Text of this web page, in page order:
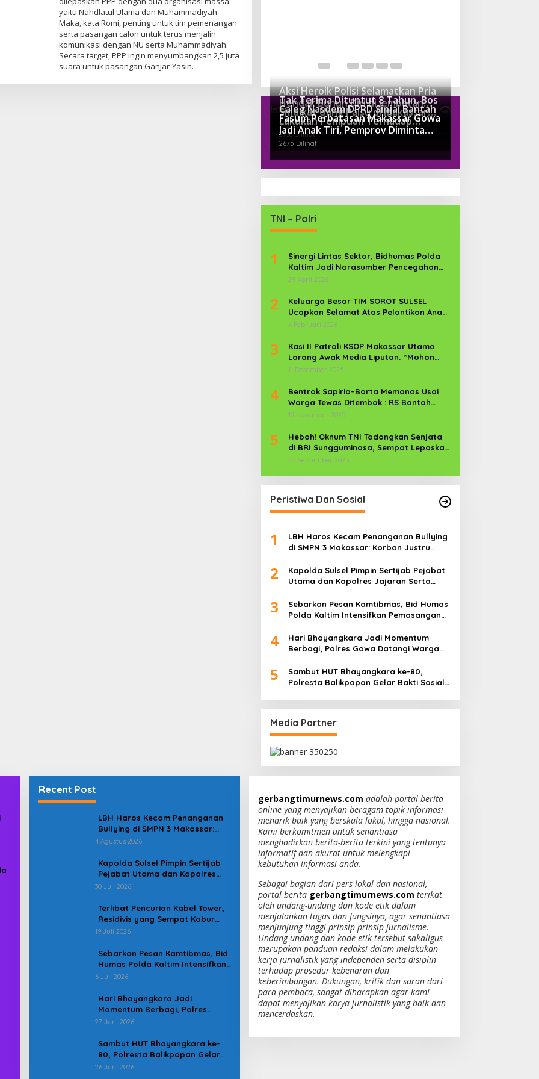
yaitu Nahdlatul Ulama dan Muhammadiyah.
Maka, kata Romi, penting untuk tim pemenangan
serta pasangan calon untuk terus menjalin
komunikasi dengan NU serta Muhammadiyah.
Secara target, PPP ingin menyumbangkan 2,5 juta
suara untuk pasangan Ganjar-Yasin.
Internasioanl
Aksi Heroik Polisi Selamatkan Pria
Hendak Bunuh Diri di Jembatan
Kembar Gowa
3719 Dilihat
Tak Terima Dituntut 8 Tahun, Bos
Sindikat Uang Palsu di Makassar
Ngaku Sudah Suap Jaksa Dengan
Miliaran
2927 Dilihat
Caleg Nasdem DPRD Sinjai Bantah
Lakukan Penipuan Terhadap
Pengusaha Tambang
2738 Dilihat
Fasum Perbatasan Makassar Gowa
Jadi Anak Tiri, Pemprov Diminta
Perhatikan
2675 Dilihat
TNI – Polri
1
Sinergi Lintas Sektor, Bidhumas Polda
Kaltim Jadi Narasumber Pencegahan
Kekerasan Perempuan dan Anak
29 April 2026
2
Keluarga Besar TIM SOROT SULSEL
Ucapkan Selamat Atas Pelantikan Anak
Kr. Sijaya Pimred Gerbang Timur News
4 Februari 2026
3
Kasi II Patroli KSOP Makassar Utama
Larang Awak Media Liputan. “Mohon
Media Keluar”
11 Desember 2025
4
Bentrok Sapiria–Borta Memanas Usai
Warga Tewas Ditembak : RS Bantah
Lamban Tangani Korban, Aparat TNI-
19 November 2025
5
Heboh! Oknum TNI Todongkan Senjata
di BRI Sungguminasa, Sempat Lepaskan
Tembakan
25 September 2025
Peristiwa Dan Sosial
1
LBH Haros Kecam Penanganan Bullying
di SMPN 3 Makassar: Korban Justru
2
Kapolda Sulsel Pimpin Sertijab Pejabat
Utama dan Kapolres Jajaran Serta
3
Sebarkan Pesan Kamtibmas, Bid Humas
Polda Kaltim Intensifkan Pemasangan
4
Hari Bhayangkara Jadi Momentum
Berbagi, Polres Gowa Datangi Warga
5
Sambut HUT Bhayangkara ke-80,
Polresta Balikpapan Gelar Bakti Sosial
Media Partner
Recent Post
LBH Haros Kecam Penanganan
Bullying di SMPN 3 Makassar:
Korban Justru Dipaksa Pindah
4 Agustus 2026
Kapolda Sulsel Pimpin Sertijab
Pejabat Utama dan Kapolres
Jajaran Serta Lantik Karolog
30 Juli 2026
Terlibat Pencurian Kabel Tower,
Residivis yang Sempat Kabur
Berhasil Ditangkap Tim
19 Juli 2026
Sebarkan Pesan Kamtibmas, Bid
Humas Polda Kaltim Intensifkan
Pemasangan Spanduk serta
6 Juli 2026
Hari Bhayangkara Jadi
Momentum Berbagi, Polres
Gowa Datangi Warga yang
27 Juni 2026
Sambut HUT Bhayangkara ke-
80, Polresta Balikpapan Gelar
Bakti Sosial di Panti Asuhan
26 Juni 2026
gerbangtimurnews.com adalah portal berita
online yang menyajikan beragam topik informasi
menarik baik yang berskala lokal, hingga nasional.
Kami berkomitmen untuk senantiasa
menghadirkan berita-berita terkini yang tentunya
informatif dan akurat untuk melengkapi
kebutuhan informasi anda.
Sebagai bagian dari pers lokal dan nasional,
portal berita gerbangtimurnews.com terikat
oleh undang-undang dan kode etik dalam
menjalankan tugas dan fungsinya, agar senantiasa
menjunjung tinggi prinsip-prinsip jurnalisme.
Undang-undang dan kode etik tersebut sakaligus
merupakan panduan redaksi dalam melakukan
kerja jurnalistik yang independen serta disiplin
terhadap prosedur kebenaran dan
keberimbangan. Dukungan, kritik dan saran dari
para pembaca, sangat diharapkan agar kami
dapat menyajikan karya jurnalistik yang baik dan
mencerdaskan.